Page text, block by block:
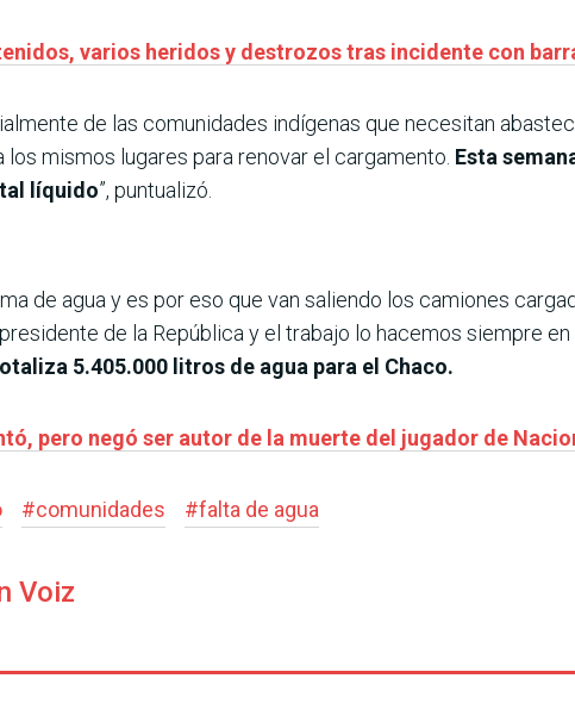
varios heridos y destrozos tras incidente con
de las comunidades indígenas que necesitan
mismos lugares para renovar el cargamento. Esta
líquido”, puntualizó.
de agua y es por eso que van saliendo los camiones
de la República y el trabajo lo hacemos siempre en
5.405.000 litros de agua para el Chaco.
pero negó ser autor de la muerte del jugador de
#comunidades #falta de agua
Voiz